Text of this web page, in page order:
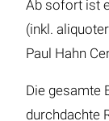
Ab sofort ist
(inkl.
Paul Hahn
Die gesamte
durchdachte